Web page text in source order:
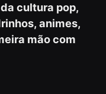
cultura pop,
animes,
mão com